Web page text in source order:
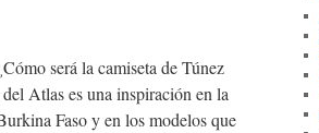
será la camiseta de Túnez
Atlas es una inspiración en la
Faso y en los modelos que